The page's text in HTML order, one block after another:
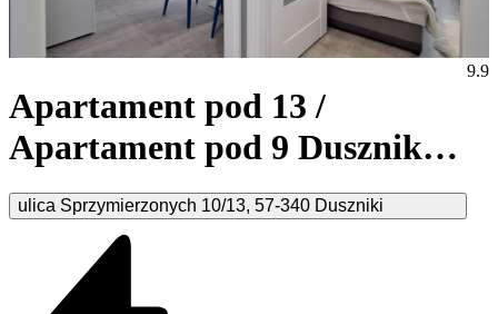
Apartament pod 13 /
Apartament pod 9 Duszniki-
Zdrój
ulica Sprzymierzonych 10/13, 57-340 Duszniki
9.9